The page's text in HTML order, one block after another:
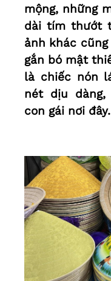
mộng, những
dài tím thướt
ảnh khác
gắn bó mật
là chiếc nón
nét dịu dàng,
con gái nơi đây.